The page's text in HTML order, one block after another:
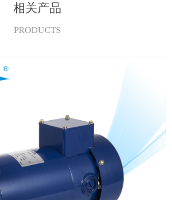
相关产品
PRODUCTS